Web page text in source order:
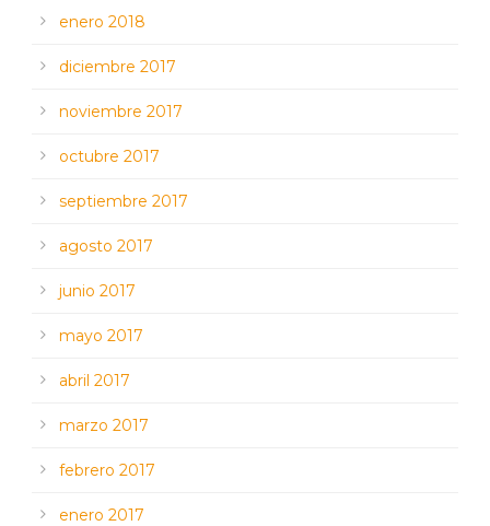
enero 2018
diciembre 2017
noviembre 2017
octubre 2017
septiembre 2017
agosto 2017
junio 2017
mayo 2017
abril 2017
marzo 2017
febrero 2017
enero 2017